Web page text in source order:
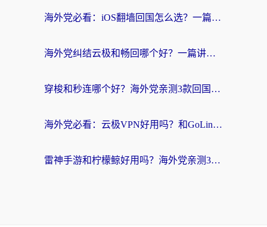
海外党必看：iOS翻墙回国怎么选？一篇搞定无缝访问国内资源
海外党纠结云极和畅回哪个好？一篇讲透回国加速器怎么选（附避坑指南）
穿梭和秒连哪个好？海外党亲测3款回国加速器，教你在国外正常浏览国内网站
海外党必看：云极VPN好用吗？和GoLinkVPN对比哪个回国效果更好？附真实体验指南
雷神手游和柠檬鲸好用吗？海外党亲测3款回国加速器，教你避开破解VPN坑